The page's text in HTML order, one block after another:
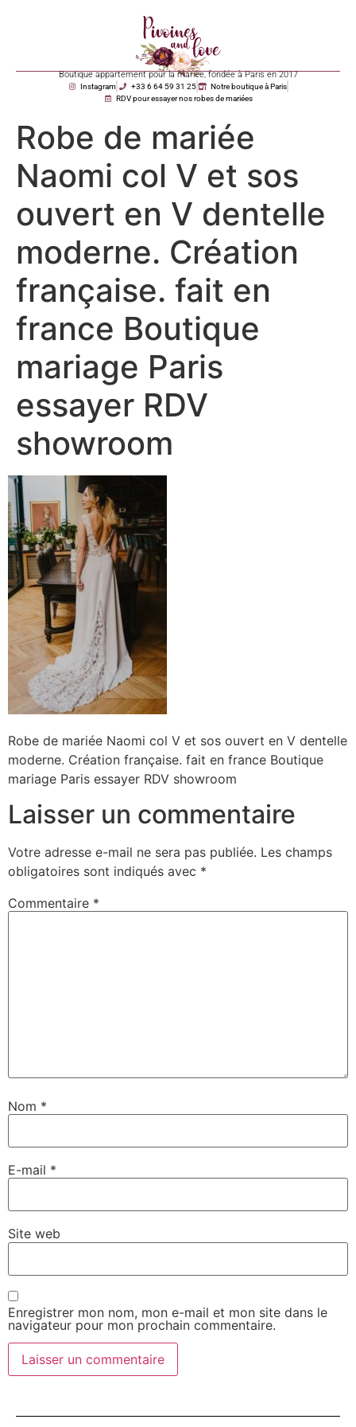
Boutique appartement pour la mariée, fondée à Paris en 2017
Instagram +33 6 64 59 31 25
Notre boutique à Paris
RDV pour essayer nos robes de mariées
Robe de mariée
Naomi col V et sos
ouvert en V dentelle
moderne. Création
française. fait en
france Boutique
mariage Paris
essayer RDV
showroom
Robe de mariée Naomi col V et sos ouvert en V dentelle
moderne. Création française. fait en france Boutique
mariage Paris essayer RDV showroom
Laisser un commentaire
Votre adresse e-mail ne sera pas publiée. Les champs
obligatoires sont indiqués avec *
Commentaire *
Nom *
E-mail *
Site web
Enregistrer mon nom, mon e-mail et mon site dans le
navigateur pour mon prochain commentaire.